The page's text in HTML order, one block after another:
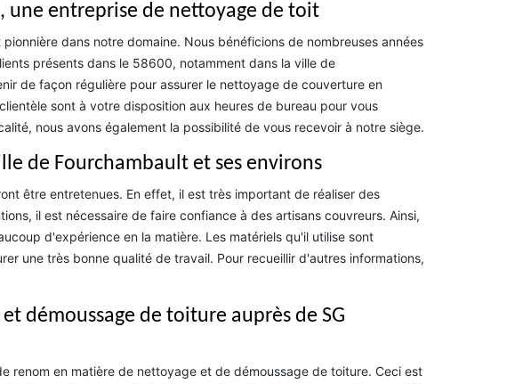
une entreprise de nettoyage de toit
dans notre domaine. Nous bénéficions de nombreuses années
présents dans le 58600, notamment dans la ville de
de façon régulière pour assurer le nettoyage de couverture en
sont à votre disposition aux heures de bureau pour vous
nous avons également la possibilité de vous recevoir à notre siège.
de Fourchambault et ses environs
être entretenues. En effet, il est très important de réaliser des
il est nécessaire de faire confiance à des artisans couvreurs. Ainsi,
d'expérience en la matière. Les matériels qu'il utilise sont
une très bonne qualité de travail. Pour recueillir d'autres informations,
démoussage de toiture auprès de SG
renom en matière de nettoyage et de démoussage de toiture. Ceci est